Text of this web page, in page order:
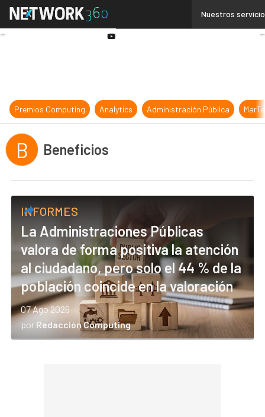
Nuestros
Premios Computing Analytics Administración Pública
B Beneficios
INFORMES
La Administraciones Públicas
valora de forma positiva la atención
al ciudadano, pero solo el 44 % de la
población coincide en la valoración
07 Ago 2026
por Redacción Computing